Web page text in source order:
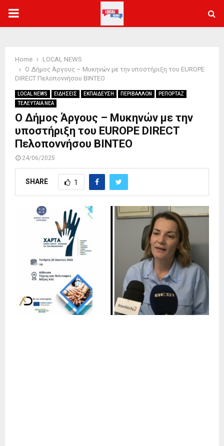
PRIMARY
Home
LOCAL NEWS
Ο Δήμος Άργους – Μυκηνών με την υποστήριξη του EUROPE
DIRECT Πελοποννήσου ΒΙΝΤΕΟ
LOCAL NEWS ΕΙΔΗΣΕΙΣ ΕΚΠΑΙΔΕΥΣΗ ΠΕΡΙΒΑΛΛΟΝ
ΡΕΠΟΡΤΑΖ
ΤΕΛΕΥΤΑΙΑ ΝΕΑ
Ο Δήμος Άργους – Μυκηνών με την
υποστήριξη του EUROPE DIRECT
Πελοποννήσου ΒΙΝΤΕΟ
24/06/2025
SHARE 1